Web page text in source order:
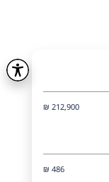
212,900 ₪
₪ 486